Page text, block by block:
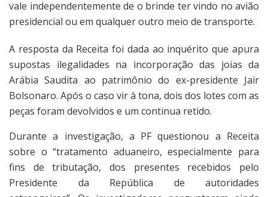
vale independentemente de o brinde ter vindo no avião
presidencial ou em qualquer outro meio de transporte.
A resposta da Receita foi dada ao inquérito que apura
supostas ilegalidades na incorporação das joias da
Arábia Saudita ao patrimônio do ex-presidente Jair
Bolsonaro. Após o caso vir à tona, dois dos lotes com as
peças foram devolvidos e um continua retido.
Durante a investigação, a PF questionou a Receita
sobre o “tratamento aduaneiro, especialmente para
fins de tributação, dos presentes recebidos pelo
Presidente da República de autoridades